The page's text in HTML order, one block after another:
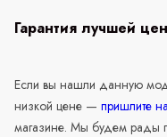
Гарантия лучшей
Если вы нашли данную
низкой цене — пришлите
магазине. Мы будем рады